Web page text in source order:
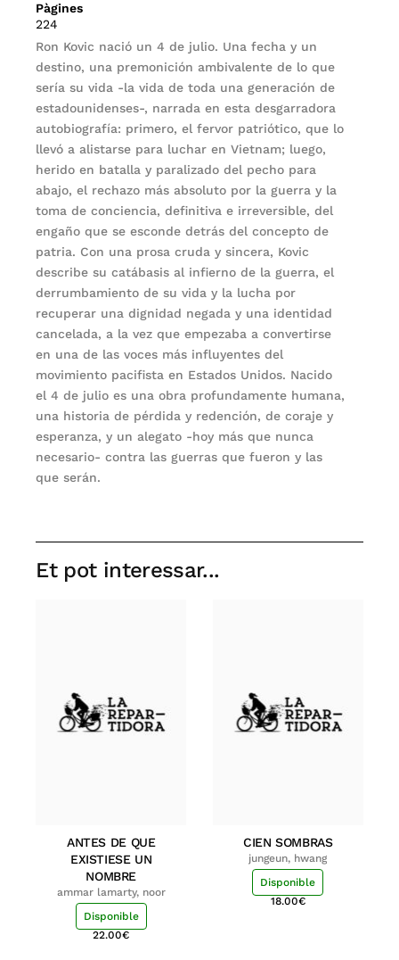
Pàgines
224
Ron Kovic nació un 4 de julio. Una fecha y un
destino, una premonición ambivalente de lo que
sería su vida -la vida de toda una generación de
estadounidenses-, narrada en esta desgarradora
autobiografía: primero, el fervor patriótico, que lo
llevó a alistarse para luchar en Vietnam; luego,
herido en batalla y paralizado del pecho para
abajo, el rechazo más absoluto por la guerra y la
toma de conciencia, definitiva e irreversible, del
engaño que se esconde detrás del concepto de
patria. Con una prosa cruda y sincera, Kovic
describe su catábasis al infierno de la guerra, el
derrumbamiento de su vida y la lucha por
recuperar una dignidad negada y una identidad
cancelada, a la vez que empezaba a convertirse
en una de las voces más influyentes del
movimiento pacifista en Estados Unidos. Nacido
el 4 de julio es una obra profundamente humana,
una historia de pérdida y redención, de coraje y
esperanza, y un alegato -hoy más que nunca
necesario- contra las guerras que fueron y las
que serán.
Et pot interessar...
ANTES DE QUE
EXISTIESE UN
NOMBRE
ammar lamarty, noor
Disponible
22.00€
CIEN SOMBRAS
jungeun, hwang
Disponible
18.00€